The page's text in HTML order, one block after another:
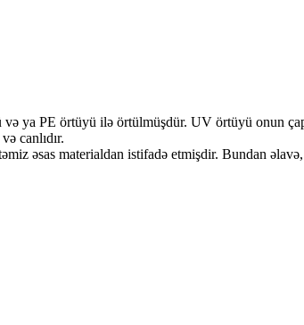
PE örtüyü ilə örtülmüşdür. UV örtüyü onun çap
canlıdır.
əsas materialdan istifadə etmişdir. Bundan əlavə,